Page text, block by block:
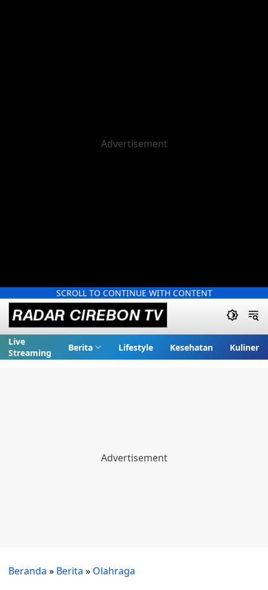
SCROLL TO CONTINUE WITH CONTENT
Live
Streaming
Berita Lifestyle Kesehatan Kuliner
Beranda » Berita » Olahraga